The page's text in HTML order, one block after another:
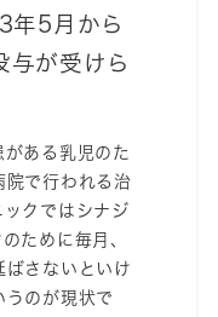
年5月から
与が受けら
ある乳児のた
院で行われる治
クではシナジ
ために毎月、
ばさないといけ
うのが現状で